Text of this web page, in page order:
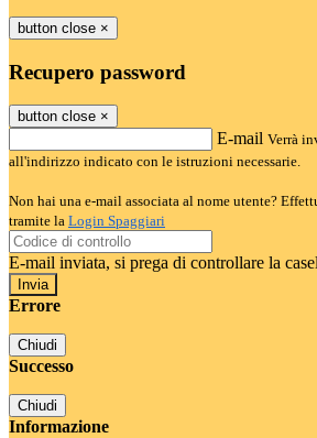
button close ×
Recupero password
button close ×
E-mail Verrà
all'indirizzo indicato con le istruzioni necessarie.
Non hai una e-mail associata al nome utente?
tramite la Login Spaggiari
E-mail inviata, si prega di controllare la
Errore
Chiudi
Successo
Chiudi
Informazione